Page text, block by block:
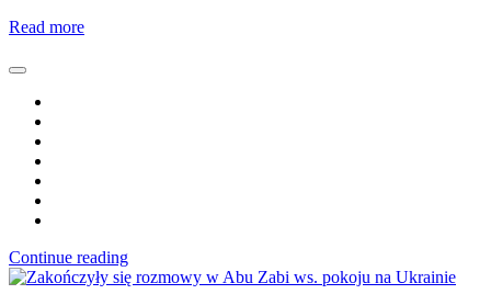
Read more
Continue reading